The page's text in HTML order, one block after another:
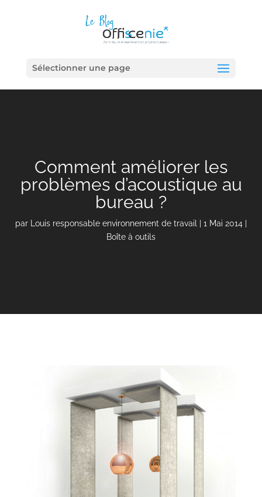
Sélectionner une page
Comment améliorer les
problèmes d’acoustique au
bureau ?
par Louis responsable environnement de travail 1 Mai 2014
Boîte à outils